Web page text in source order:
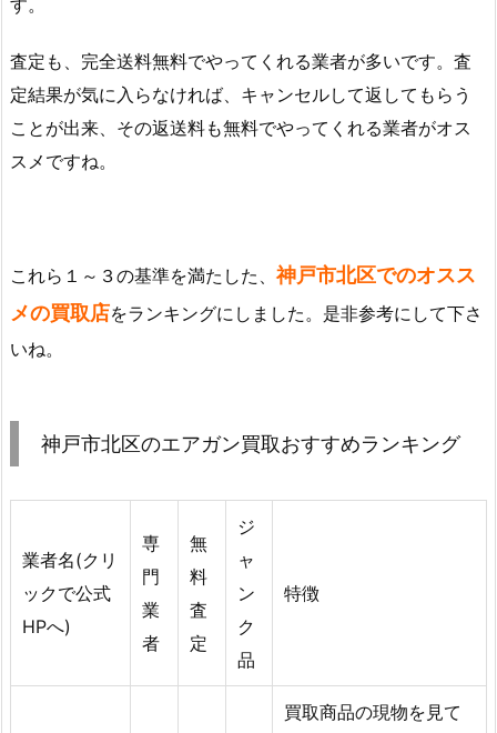
査定も、完全送料無料でやってくれる業者が多いです。査
定結果が気に入らなければ、キャンセルして返してもらう
ことが出来、その返送料も無料でやってくれる業者がオス
スメですね。
これら１～３の基準を満たした、 神戸市北区でのオスス
メの買取店をランキングにしました。是非参考にして下さ
いね。
神戸市北区のエアガン買取おすすめランキング
業者名(クリ
ックで公式
HPへ)
専
門
業
者
無
料
査
定
ジ
ャ
ン
ク
品
特徴
買取商品の現物を見て